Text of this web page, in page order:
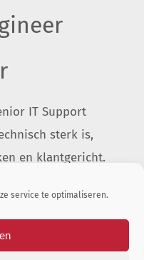
service te optimaliseren.
IT Support
sterk is,
en klantgericht.